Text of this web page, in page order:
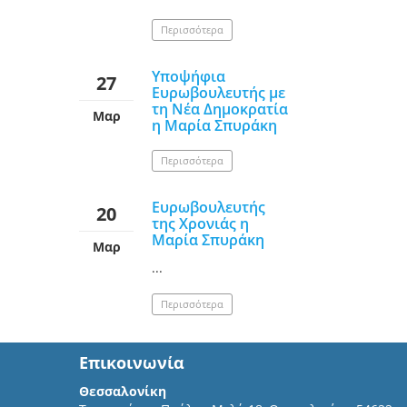
Περισσότερα
27
Μαρ
Υποψήφια
Ευρωβουλευτής με
τη Νέα Δημοκρατία
η Μαρία Σπυράκη
Περισσότερα
20
Μαρ
Ευρωβουλευτής
της Χρονιάς η
Μαρία Σπυράκη
...
Περισσότερα
Επικοινωνία
Θεσσαλονίκη